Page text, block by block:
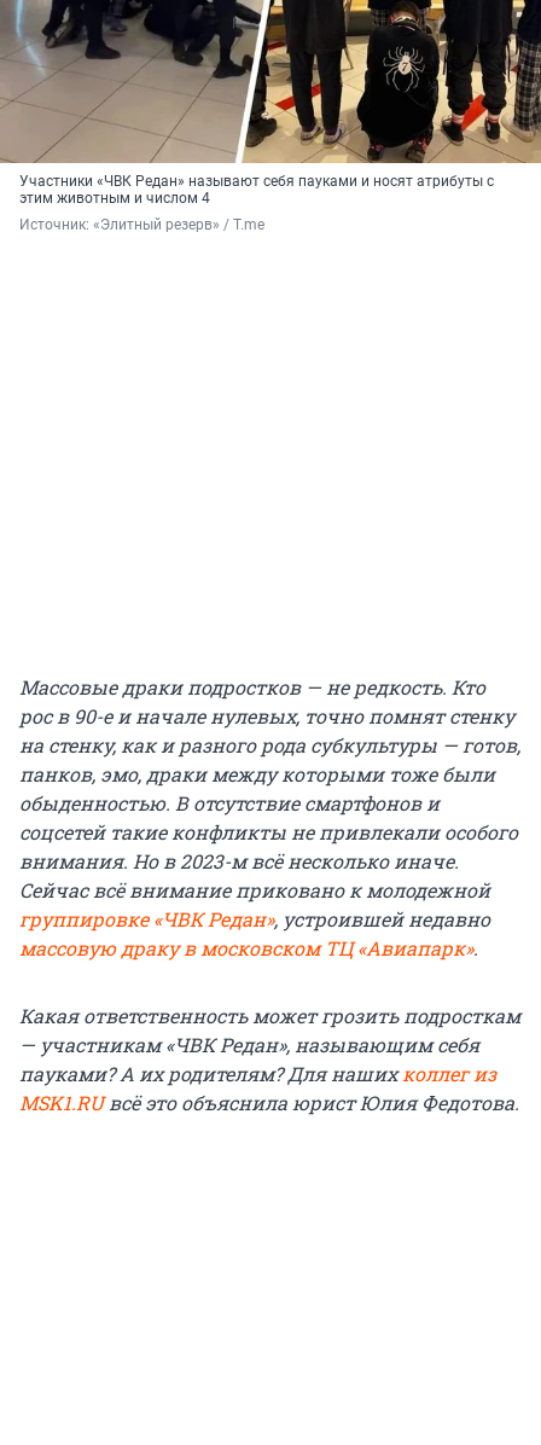
Участники «ЧВК Редан» называют себя пауками и носят атрибуты с
этим животным и числом 4
Источник: «Элитный резерв» / T.me
Массовые драки подростков — не редкость. Кто
рос в 90-е и начале нулевых, точно помнят стенку
на стенку, как и разного рода субкультуры — готов,
панков, эмо, драки между которыми тоже были
обыденностью. В отсутствие смартфонов и
соцсетей такие конфликты не привлекали особого
внимания. Но в 2023-м всё несколько иначе.
Сейчас всё внимание приковано к молодежной
группировке«ЧВК Редан», устроившей недавно
массовую драку в московском ТЦ «Авиапарк».
Какая ответственность может грозить подросткам
— участникам «ЧВК Редан», называющим себя
пауками? А их родителям? Для нашихколлег из
MSK1.RUвсё это объяснила юрист Юлия Федотова.